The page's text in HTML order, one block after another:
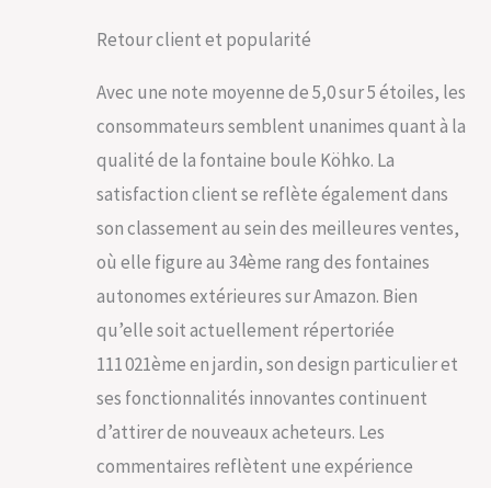
Retour client et popularité
Avec une note moyenne de 5,0 sur 5 étoiles, les
consommateurs semblent unanimes quant à la
qualité de la fontaine boule Köhko. La
satisfaction client se reflète également dans
son classement au sein des meilleures ventes,
où elle figure au 34ème rang des fontaines
autonomes extérieures sur Amazon. Bien
qu’elle soit actuellement répertoriée
111 021ème en jardin, son design particulier et
ses fonctionnalités innovantes continuent
d’attirer de nouveaux acheteurs. Les
commentaires reflètent une expérience